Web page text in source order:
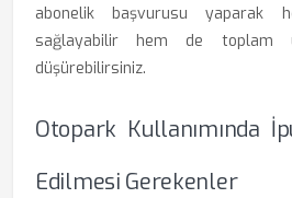
abonelik başvurusu yaparak
sağlayabilir hem de toplam
düşürebilirsiniz.
Otopark Kullanımında
Edilmesi Gerekenler